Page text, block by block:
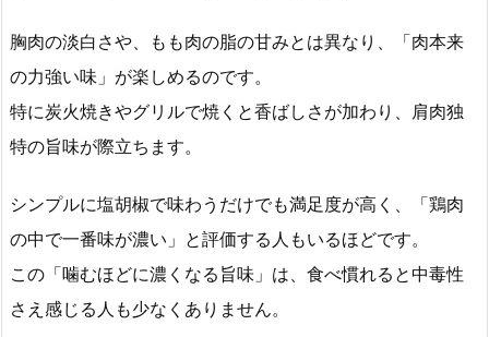
胸肉の淡白さや、もも肉の脂の甘みとは異なり、「肉本来
の力強い味」が楽しめるのです。
特に炭火焼きやグリルで焼くと香ばしさが加わり、肩肉独
特の旨味が際立ちます。
シンプルに塩胡椒で味わうだけでも満足度が高く、「鶏肉
の中で一番味が濃い」と評価する人もいるほどです。
この「噛むほどに濃くなる旨味」は、食べ慣れると中毒性
さえ感じる人も少なくありません。